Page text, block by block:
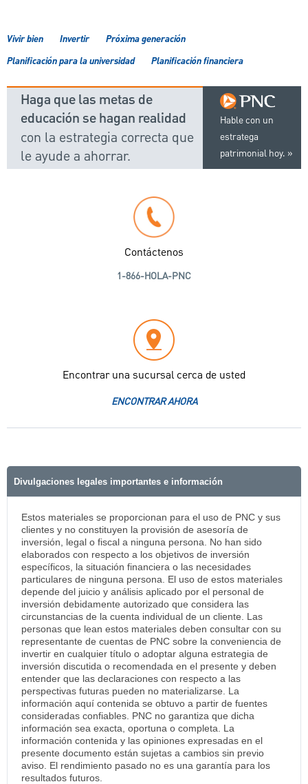
Vivir bien Invertir
Próxima generación
Planificación para la universidad
Planificación financiera
Hable con un
estratega
patrimonial hoy.
Haga que las metas de
educación se hagan realidad
con la estrategia correcta que
le ayude a ahorrar.
Contáctenos
1-866-HOLA-PNC
Encontrar una sucursal cerca de usted
ENCONTRAR AHORA
Divulgaciones legales importantes e información
Estos materiales se proporcionan para el uso de PNC y sus
clientes y no constituyen la provisión de asesoría de
inversión, legal o fiscal a ninguna persona. No han sido
elaborados con respecto a los objetivos de inversión
específicos, la situación financiera o las necesidades
particulares de ninguna persona. El uso de estos materiales
depende del juicio y análisis aplicado por el personal de
inversión debidamente autorizado que considera las
circunstancias de la cuenta individual de un cliente. Las
personas que lean estos materiales deben consultar con su
representante de cuentas de PNC sobre la conveniencia de
invertir en cualquier título o adoptar alguna estrategia de
inversión discutida o recomendada en el presente y deben
entender que las declaraciones con respecto a las
perspectivas futuras pueden no materializarse. La
información aquí contenida se obtuvo a partir de fuentes
consideradas confiables. PNC no garantiza que dicha
información sea exacta, oportuna o completa. La
información contenida y las opiniones expresadas en el
presente documento están sujetas a cambios sin previo
aviso. El rendimiento pasado no es una garantía para los
resultados futuros.